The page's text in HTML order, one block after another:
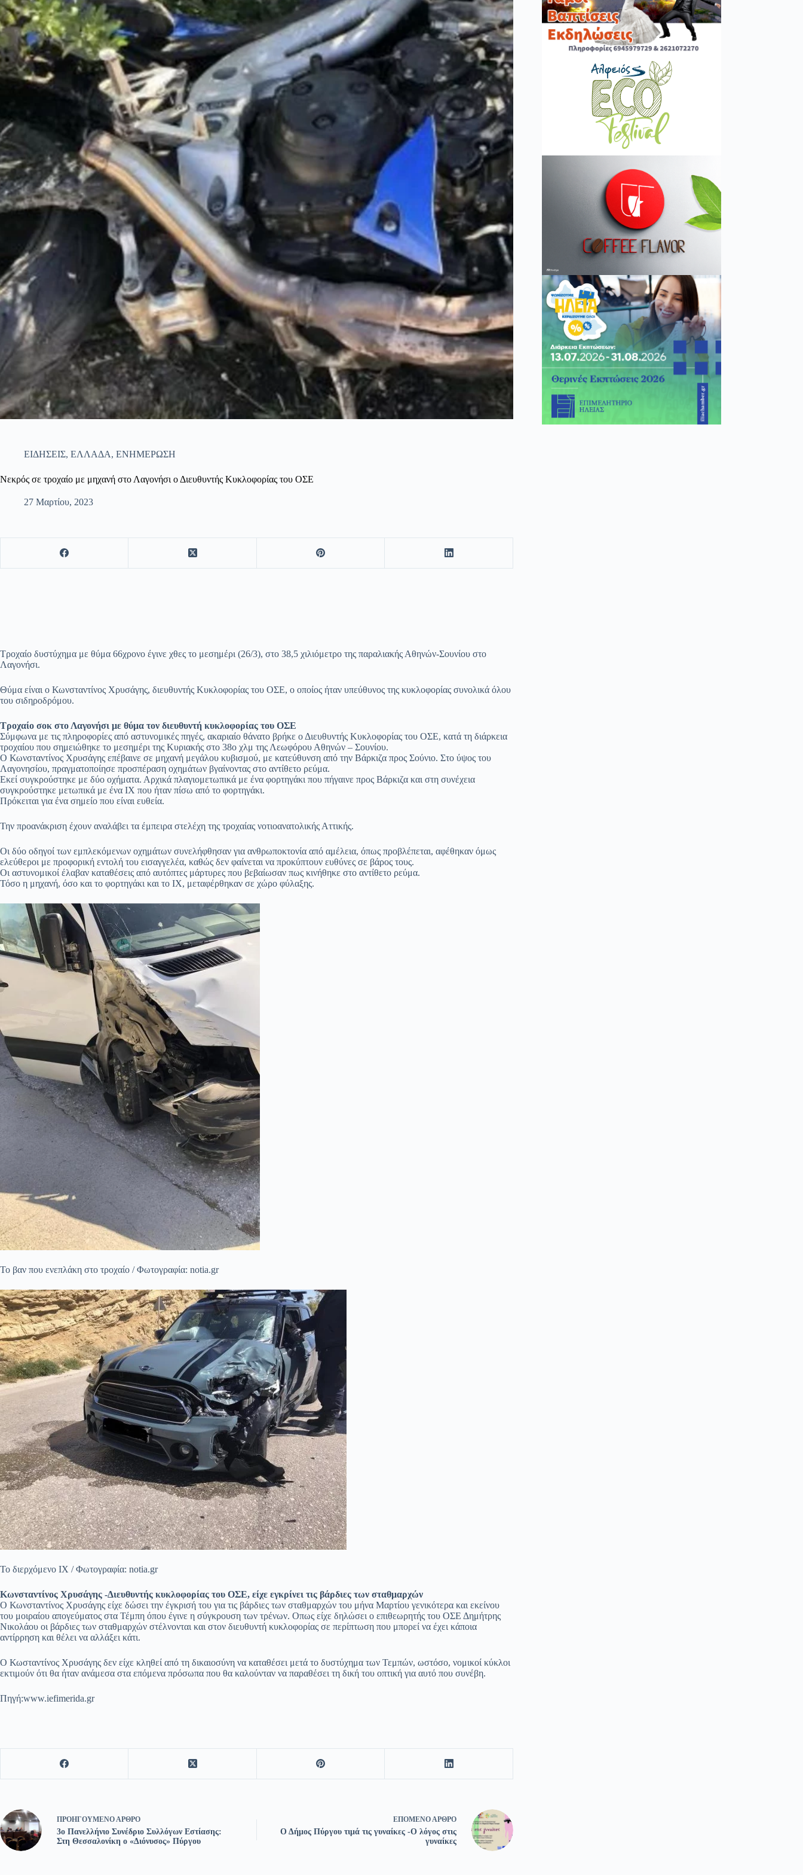
ΕΙΔΗΣΕΙΣ, ΕΛΛΑΔΑ, ΕΝΗΜΕΡΩΣΗ
Νεκρός σε τροχαίο με μηχανή στο Λαγονήσι ο Διευθυντής Κυκλοφορίας του ΟΣΕ
27 Μαρτίου, 2023
Τροχαίο δυστύχημα με θύμα 66χρονο έγινε χθες το μεσημέρι (26/3), στο 38,5 χιλιόμετρο της παραλιακής Αθηνών-Σουνίου στο
Λαγονήσι.
Θύμα είναι ο Κωνσταντίνος Χρυσάγης, διευθυντής Κυκλοφορίας του ΟΣΕ, ο οποίος ήταν υπεύθυνος της κυκλοφορίας συνολικά όλου
του σιδηροδρόμου.
Τροχαίο σοκ στο Λαγονήσι με θύμα τον διευθυντή κυκλοφορίας του ΟΣΕ
Σύμφωνα με τις πληροφορίες από αστυνομικές πηγές, ακαριαίο θάνατο βρήκε ο Διευθυντής Κυκλοφορίας του ΟΣΕ, κατά τη διάρκεια
τροχαίου που σημειώθηκε το μεσημέρι της Κυριακής στο 38ο χλμ της Λεωφόρου Αθηνών – Σουνίου.
Ο Κωνσταντίνος Χρυσάγης επέβαινε σε μηχανή μεγάλου κυβισμού, με κατεύθυνση από την Βάρκιζα προς Σούνιο. Στο ύψος του
Λαγονησίου, πραγματοποίησε προσπέραση οχημάτων βγαίνοντας στο αντίθετο ρεύμα.
Εκεί συγκρούστηκε με δύο οχήματα. Αρχικά πλαγιομετωπικά με ένα φορτηγάκι που πήγαινε προς Βάρκιζα και στη συνέχεια
συγκρούστηκε μετωπικά με ένα ΙΧ που ήταν πίσω από το φορτηγάκι.
Πρόκειται για ένα σημείο που είναι ευθεία.
Την προανάκριση έχουν αναλάβει τα έμπειρα στελέχη της τροχαίας νοτιοανατολικής Αττικής.
Οι δύο οδηγοί των εμπλεκόμενων οχημάτων συνελήφθησαν για ανθρωποκτονία από αμέλεια, όπως προβλέπεται, αφέθηκαν όμως
ελεύθεροι με προφορική εντολή του εισαγγελέα, καθώς δεν φαίνεται να προκύπτουν ευθύνες σε βάρος τους.
Οι αστυνομικοί έλαβαν καταθέσεις από αυτόπτες μάρτυρες που βεβαίωσαν πως κινήθηκε στο αντίθετο ρεύμα.
Τόσο η μηχανή, όσο και το φορτηγάκι και το ΙΧ, μεταφέρθηκαν σε χώρο φύλαξης.
Το βαν που ενεπλάκη στο τροχαίο / Φωτογραφία: notia.gr
Το διερχόμενο ΙΧ / Φωτογραφία: notia.gr
Κωνσταντίνος Χρυσάγης -Διευθυντής κυκλοφορίας του ΟΣΕ, είχε εγκρίνει τις βάρδιες των σταθμαρχών
Ο Κωνσταντίνος Χρυσάγης είχε δώσει την έγκρισή του για τις βάρδιες των σταθμαρχών του μήνα Μαρτίου γενικότερα και εκείνου
του μοιραίου απογεύματος στα Τέμπη όπου έγινε η σύγκρουση των τρένων. Οπως είχε δηλώσει ο επιθεωρητής του ΟΣΕ Δημήτρης
Νικολάου οι βάρδιες των σταθμαρχών στέλνονται και στον διευθυντή κυκλοφορίας σε περίπτωση που μπορεί να έχει κάποια
αντίρρηση και θέλει να αλλάξει κάτι.
Ο Κωσταντίνος Χρυσάγης δεν είχε κληθεί από τη δικαιοσύνη να καταθέσει μετά το δυστύχημα των Τεμπών, ωστόσο, νομικοί κύκλοι
εκτιμούν ότι θα ήταν ανάμεσα στα επόμενα πρόσωπα που θα καλούνταν να παραθέσει τη δική του οπτική για αυτό που συνέβη.
Πηγή:www.iefimerida.gr
ΠΡΟΗΓΟΎΜΕΝΟΆΡΘΡΟ
3ο Πανελλήνιο Συνέδριο Συλλόγων Εστίασης:
Στη Θεσσαλονίκη ο «Διόνυσος» Πύργου
ΕΠΌΜΕΝΟΆΡΘΡΟ
Ο Δήμος Πύργου τιμά τις γυναίκες -Ο λόγος στις
γυναίκες